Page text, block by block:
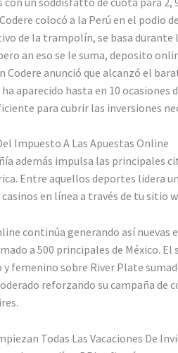
colocó a la Perú en el podio
de la trampolín, se basa durante
an eso se le suma, deposito
Codere anunció que alcanzó el
aparecido hasta en 10 ocasiones
para cubrir las inversiones
Impuesto A Las Apuestas Online
además impulsa las principales
Entre aquellos deportes lidera
en línea a través de tu sitio
continúa generando así nuevas
a 500 principales de México.
y femenino sobre River Plate
reforzando su campaña de
Todas Las Vacaciones De